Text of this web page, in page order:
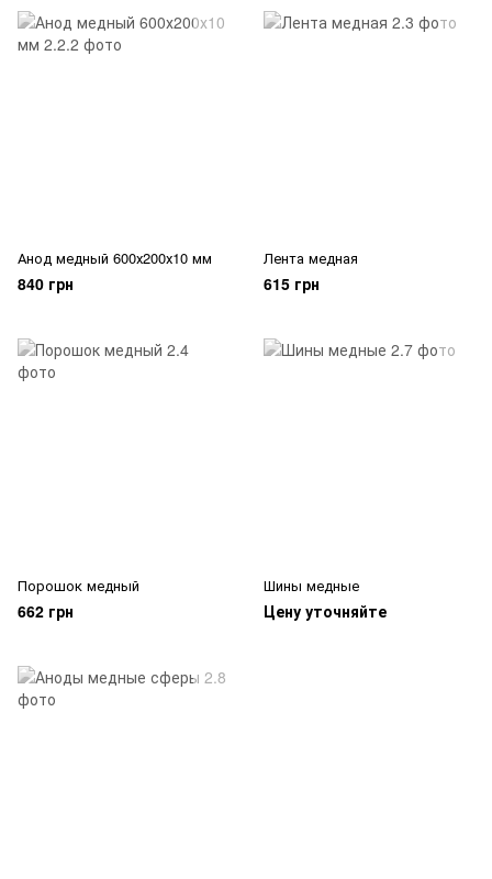
Анод медный 600х200х10 мм
840 грн
Лента медная
615 грн
Порошок медный
662 грн
Шины медные
Цену уточняйте